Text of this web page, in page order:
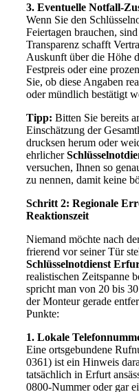
3. Eventuelle Notfall-
Wenn Sie den
Feiertagen brauchen,
Transparenz schafft
Auskunft über die Höhe
Festpreis oder eine
Sie, ob diese Angaben
oder mündlich bestätigt
Tipp: Bitten Sie bereits
Einschätzung der
drucksen herum oder
ehrlicher
versuchen, Ihnen so
zu nennen, damit keine
Schritt 2: Regionale
Reaktionszeit
Niemand möchte nach
frierend vor seiner Tür
Schlüsselnotdienst
realistischen Zeitspanne
spricht man von 20 bis
der Monteur gerade
Punkte:
1. Lokale
Eine ortsgebundene
0361) ist ein Hinweis
tatsächlich in Erfurt
0800-Nummer oder gar